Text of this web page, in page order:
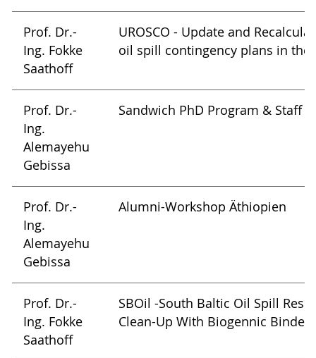
Prof. Dr.-
Ing. Fokke
Saathoff
UROSCO - Update and
oil spill contingency plans in the
Prof. Dr.-
Ing.
Alemayehu
Gebissa
Sandwich PhD Program & Staff
Prof. Dr.-
Ing.
Alemayehu
Gebissa
Alumni-Workshop Äthiopien
Prof. Dr.-
Ing. Fokke
Saathoff
SBOil -South Baltic Oil Spill
Clean-Up With Biogennic Binders